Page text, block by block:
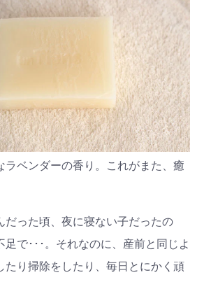
ラベンダーの香り。これがまた、癒
だった頃、夜に寝ない子だったの
足で･･･。それなのに、産前と同じよ
たり掃除をしたり、毎日とにかく頑